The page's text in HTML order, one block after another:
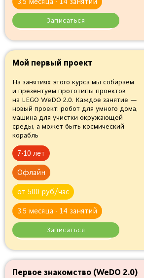
Записаться
Мой первый проект
На занятиях этого курса мы собираем
и презентуем прототипы проектов
на LEGO WeDO 2.0. Каждое занятие —
новый проект: робот для умного дома,
машина для учистки окружающей
среды, а может быть космический
корабль
7-10 лет
Офлайн
от 500 руб/час
3,5 месяца - 14 занятий
Записаться
Первое знакомство (WeDO 2.0)